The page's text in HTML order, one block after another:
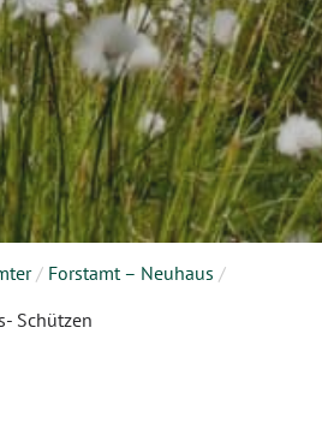
/ Forstamt – Neuhaus /
Schützen